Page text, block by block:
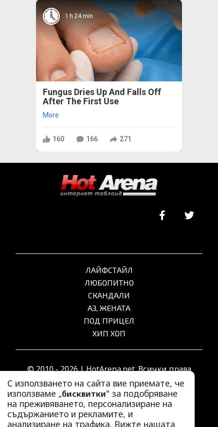
1 h 24 min
Fungus Dries Up And Falls Off
After The First Use
More
160 166 271
С използването на сайта вие приемате, че
използваме „бисквитки" за подобряване
на преживяването, персонализиране на
съдържанието и рекламите, и
анализиране на трафика. Вижте нашата
ЛАЙФСТАЙЛ
ЛЮБОПИТНО
СКАНДАЛИ
АЗ, ЖЕНАТА
ПОД ПРИЦЕЛ
ХИП ХОП
© 2010 - 2026 | HotArena.net. Всички права
запазени.
РЕКЛАМА
КОНТАКТИ